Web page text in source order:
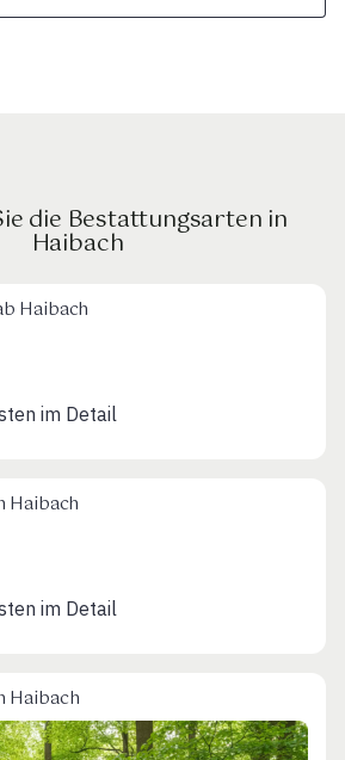
die Bestattungsarten in
Haibach
Haibach
im Detail
Haibach
im Detail
Haibach